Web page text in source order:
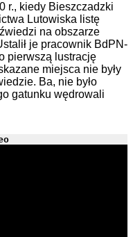
r., kiedy Bieszczadzki
Lutowiska listę
na obszarze
je pracownik BdPN-
pierwszą lustrację
miejsca nie były
Ba, nie było
gatunku wędrowali